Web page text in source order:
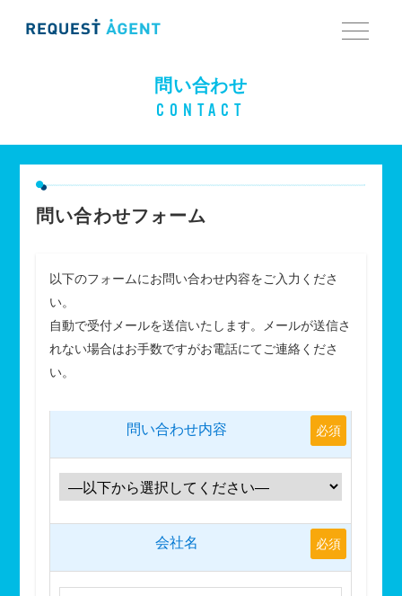
問い合わせ
CONTACT
問い合わせフォーム
以下のフォームにお問い合わせ内容をご入力くださ
い。
自動で受付メールを送信いたします。メールが送信さ
れない場合はお手数ですがお電話にてご連絡くださ
い。
問い合わせ内容 必須
会社名 必須